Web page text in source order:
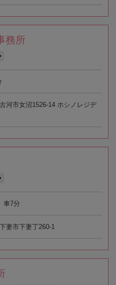
務所
河市女沼1526-14 ホシノレジデ
車7分
妻市下妻丁260-1